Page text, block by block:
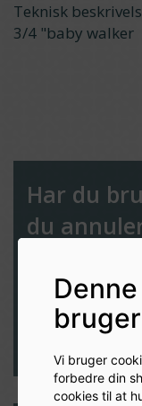
Vi bruger
forbedre din
cookies til at
Teknisk
3/4 "baby walker
Har du
du
Udfyld